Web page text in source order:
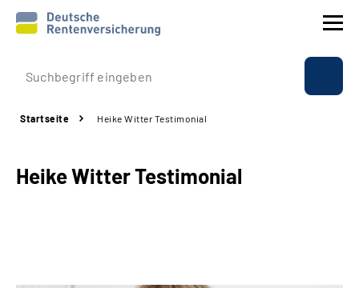
Prävention
Rente
Startseite Heike Witter Testimonial
Heike Witter Testimonial